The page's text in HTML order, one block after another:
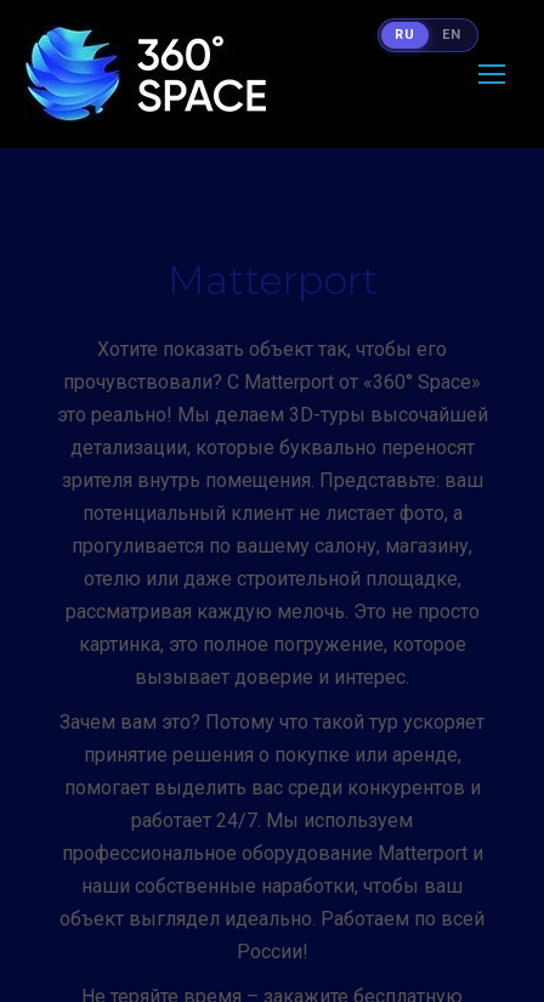
Matterport
Хотите показать объект так, чтобы его
прочувствовали? С Matterport от «360° Space»
это реально! Мы делаем 3D-туры высочайшей
детализации, которые буквально переносят
зрителя внутрь помещения. Представьте: ваш
потенциальный клиент не листает фото, а
прогуливается по вашему салону, магазину,
отелю или даже строительной площадке,
рассматривая каждую мелочь. Это не просто
картинка, это полное погружение, которое
вызывает доверие и интерес.
Зачем вам это? Потому что такой тур ускоряет
принятие решения о покупке или аренде,
помогает выделить вас среди конкурентов и
работает 24/7. Мы используем
профессиональное оборудование Matterport и
наши собственные наработки, чтобы ваш
объект выглядел идеально. Работаем по всей
России!
Не теряйте время – закажите бесплатную
RU EN